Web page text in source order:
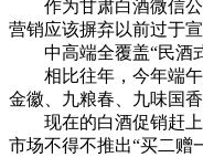
作为甘肃白酒微信公
营销应该摒弃以前过于
中高端全覆盖“民酒
相比往年，今年端午
金徽、九粮春、九味国
现在的白酒促销赶上
市场不得不推出“买二赠